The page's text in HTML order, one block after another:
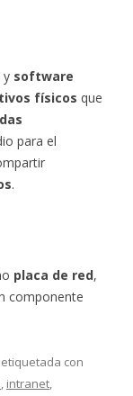
y software
físicos que
para el
.
placa de red,
componente
con
, intranet,